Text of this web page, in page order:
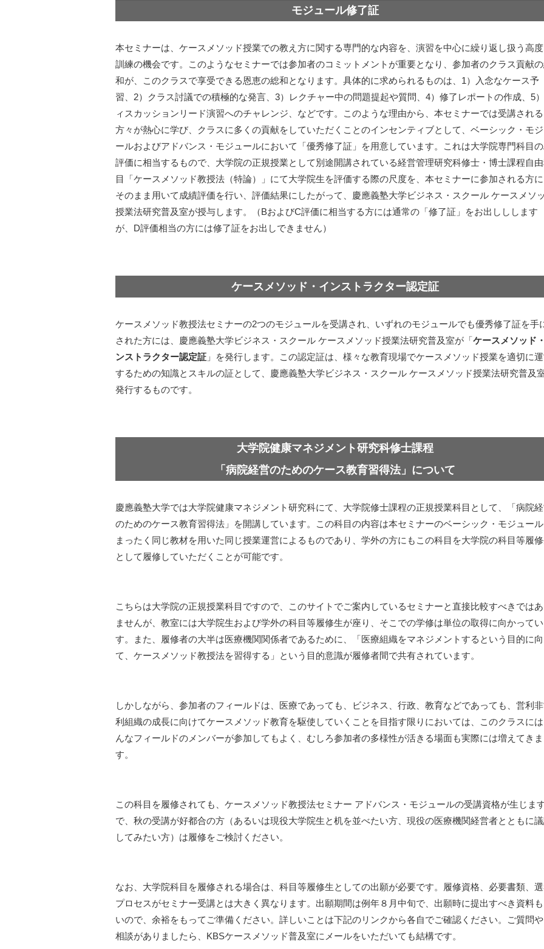
モジュール修了証
本セミナーは、ケースメソッド授業での教え方に関する専門的な内容を、演習を中心に繰り返し扱う高
訓練の機会です。このようなセミナーでは参加者のコミットメントが重要となり、参加者のクラス貢献
和が、このクラスで享受できる恩恵の総和となります。具体的に求められるものは、1）入念なケース予
習、2）クラス討議での積極的な発言、3）レクチャー中の問題提起や質問、4）修了レポートの作成、5
ィスカッションリード演習へのチャレンジ、などです。このような理由から、本セミナーでは受講される
方々が熱心に学び、クラスに多くの貢献をしていただくことのインセンティブとして、ベーシック・モ
ールおよびアドバンス・モジュールにおいて「優秀修了証」を用意しています。これは大学院専門科目
評価に相当するもので、大学院の正規授業として別途開講されている経営管理研究科修士・博士課程自
目「ケースメソッド教授法（特論）」にて大学院生を評価する際の尺度を、本セミナーに参加される方
そのまま用いて成績評価を行い、評価結果にしたがって、慶應義塾大学ビジネス・スクール ケースメソ
授業法研究普及室が授与します。（BおよびC評価に相当する方には通常の「修了証」をお出ししします
が、D評価相当の方には修了証をお出しできません）
ケースメソッド・インストラクター認定証
ケースメソッド教授法セミナーの2つのモジュールを受講され、いずれのモジュールでも優秀修了証を手
された方には、慶應義塾大学ビジネス・スクール ケースメソッド授業法研究普及室が「ケースメソッド
ンストラクター認定証 」を発行します。この認定証は、様々な教育現場でケースメソッド授業を適切に
するための知識とスキルの証として、慶應義塾大学ビジネス・スクール ケースメソッド授業法研究普及
発行するものです。
大学院健康マネジメント研究科修士課程
「病院経営のためのケース教育習得法」について
慶應義塾大学では大学院健康マネジメント研究科にて、大学院修士課程の正規授業科目として、「病院
のためのケース教育習得法」を開講しています。この科目の内容は本セミナーのベーシック・モジュー
まったく同じ教材を用いた同じ授業運営によるものであり、学外の方にもこの科目を大学院の科目等履
として履修していただくことが可能です。
こちらは大学院の正規授業科目ですので、このサイトでご案内しているセミナーと直接比較すべきでは
ませんが、教室には大学院生および学外の科目等履修生が座り、そこでの学修は単位の取得に向かって
す。また、履修者の大半は医療機関関係者であるために、「医療組織をマネジメントするという目的に
て、ケースメソッド教授法を習得する」という目的意識が履修者間で共有されています。
しかしながら、参加者のフィールドは、医療であっても、ビジネス、行政、教育などであっても、営利
利組織の成長に向けてケースメソッド教育を駆使していくことを目指す限りにおいては、このクラスに
んなフィールドのメンバーが参加してもよく、むしろ参加者の多様性が活きる場面も実際には増えてきま
す。
この科目を履修されても、ケースメソッド教授法セミナー アドバンス・モジュールの受講資格が生じま
で、秋の受講が好都合の方（あるいは現役大学院生と机を並べたい方、現役の医療機関経営者とともに
してみたい方）は履修をご検討ください。
なお、大学院科目を履修される場合は、科目等履修生としての出願が必要です。履修資格、必要書類、
プロセスがセミナー受講とは大きく異なります。出願期間は例年８月中旬で、出願時に提出すべき資料
いので、余裕をもってご準備ください。詳しいことは下記のリンクから各自でご確認ください。ご質問
相談がありましたら、KBSケースメソッド普及室にメールをいただいても結構です。